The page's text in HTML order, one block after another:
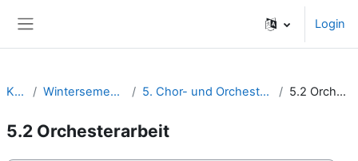
Login
Kurse Wintersemester 2025/26 5. Chor- und Orchesterarbeit | Projekte 5.2 Orchesterarbeit
5.2 Orchesterarbeit